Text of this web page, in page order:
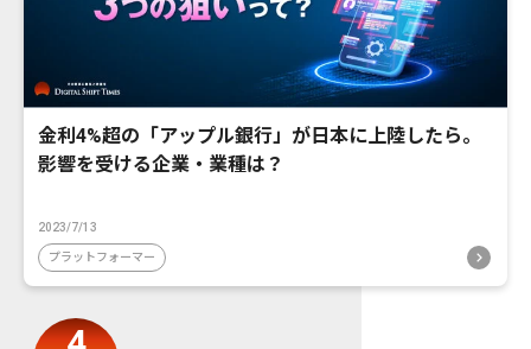
金利4%超の「アップル銀行」が日本に上陸したら。
影響を受ける企業・業種は？
2023/7/13
プラットフォーマー